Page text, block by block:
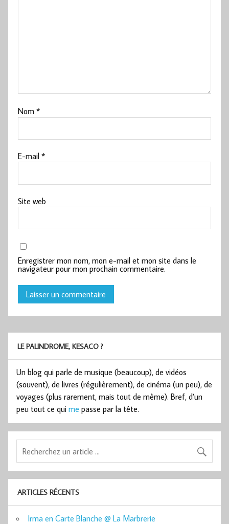
Nom*
E-mail*
Site web
Enregistrer mon nom, mon e-mail et mon site dans le
navigateur pour mon prochain commentaire.
LE PALINDROME, KESACO ?
Un blog qui parle de musique (beaucoup), de vidéos
(souvent), de livres (régulièrement), de cinéma (un peu), de
voyages (plus rarement, mais tout de même). Bref, d’un
peu tout ce qui me passe par la tête.
ARTICLES RÉCENTS
Irma en Carte Blanche @ La Marbrerie